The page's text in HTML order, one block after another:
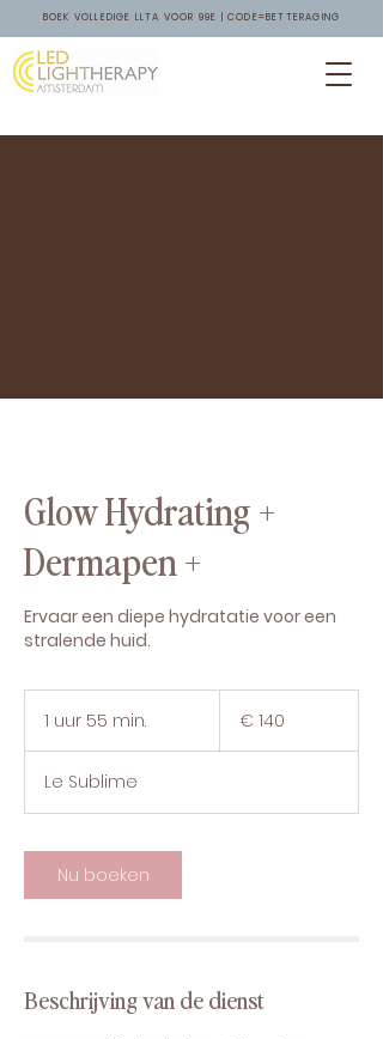
BOEK VOLLEDIGE LLTA VOOR 99E | CODE=BETTERAGING
Glow Hydrating +
Dermapen +
Ervaar een diepe hydratatie voor een
stralende huid.
1 uur 55 min.
5
i
n
.
€ 140
Le Sublime
Nu boeken
Beschrijving van de dienst